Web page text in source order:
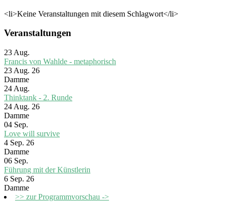
<li>Keine Veranstaltungen mit diesem Schlagwort</li>
Veranstaltungen
23 Aug.
Francis von Wahlde - metaphorisch
23 Aug. 26
Damme
24 Aug.
Thinktank - 2. Runde
24 Aug. 26
Damme
04 Sep.
Love will survive
4 Sep. 26
Damme
06 Sep.
Führung mit der Künstlerin
6 Sep. 26
Damme
>> zur Programmvorschau ->